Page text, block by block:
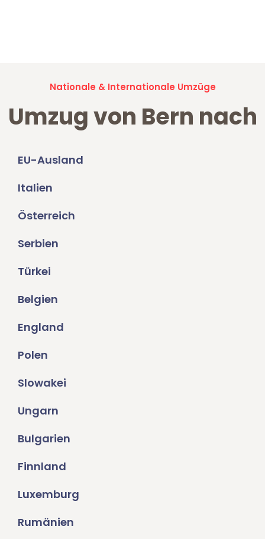
Nationale & Internationale Umzüge
Umzug von Bern nach
EU-Ausland
Italien
Österreich
Serbien
Türkei
Belgien
England
Polen
Slowakei
Ungarn
Bulgarien
Finnland
Luxemburg
Rumänien